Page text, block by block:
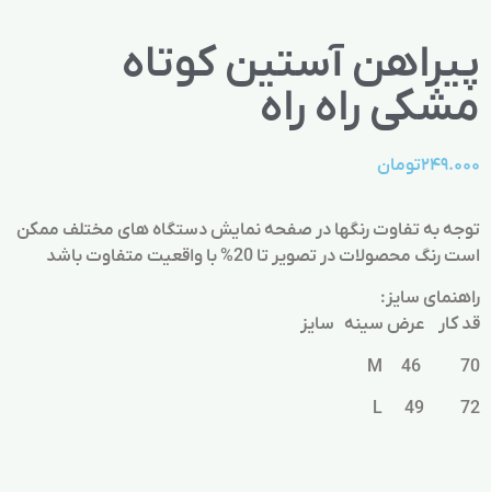
پیراهن آستین کوتاه
مشکی راه راه
۲۴۹.۰۰۰تومان
توجه به تفاوت رنگها در صفحه نمایش دستگاه های مختلف ممکن
است رنگ محصولات در تصویر تا 20% با واقعیت متفاوت باشد
راهنمای سایز:
قد کار عرض سینه سایز
70 46 M
72 49 L